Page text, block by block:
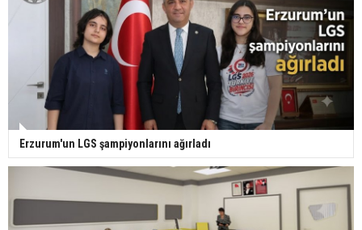
Erzurum'un LGS şampiyonlarını ağırladı